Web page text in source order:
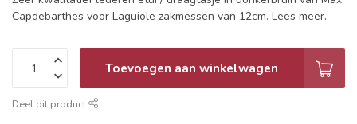
Capdebarthes voor Laguiole zakmessen van 12cm. Lees meer.
Toevoegen aan winkelwagen
Deel dit product